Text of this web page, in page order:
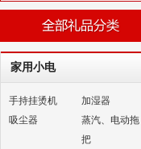
家用小电
手持挂烫机
加湿器
吸尘器
蒸汽、电动拖
把